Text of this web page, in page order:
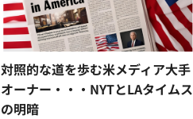
対照的な道を歩む米メディア大手
オーナー・・・NYTとLAタイムス
の明暗